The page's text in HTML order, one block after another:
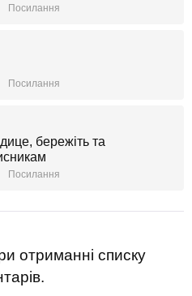
Посилання
Посилання
бережіть та
Посилання
отриманні списку